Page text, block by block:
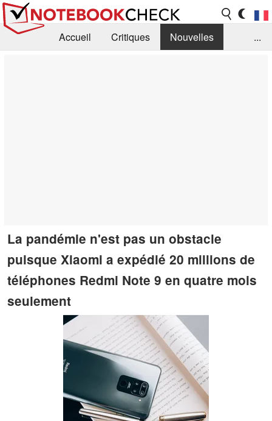
Accueil Critiques
Nouvelles
...
La pandémie n'est pas un obstacle
puisque Xiaomi a expédié 20 millions de
téléphones Redmi Note 9 en quatre mois
seulement